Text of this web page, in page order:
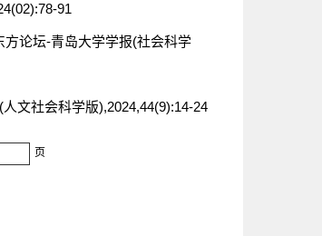
91
论坛-青岛大学学报(社会科学
文社会科学版),2024,44(9):14-24
页